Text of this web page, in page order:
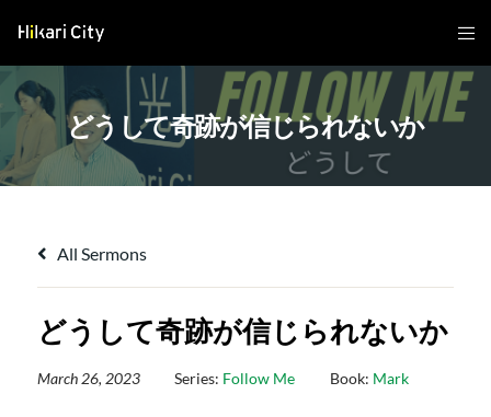
どうして奇跡が信じられないか
All Sermons
どうして奇跡が信じられないか
March 26, 2023 Series: Follow Me Book: Mark